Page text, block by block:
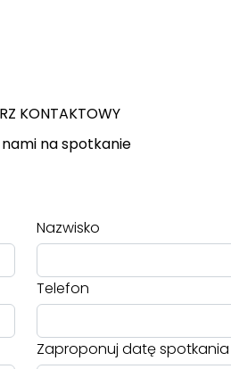
KONTAKTOWY
nami na spotkanie
Nazwisko
Telefon
Zaproponuj datę spotkania